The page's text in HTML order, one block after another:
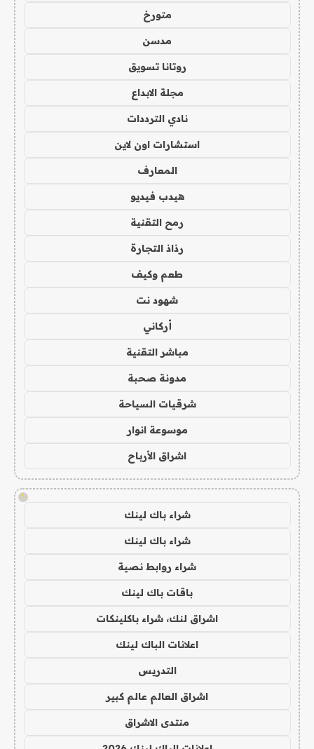
متورخ
مدسن
روتانا تسويق
مجلة الابداع
نادي الترددات
استشارات اون لاين
المعارف
هيدب فيديو
رمح التقنية
رذاذ التجارة
طعم وكيف
شهود نت
أركاني
مباشر التقنية
مدونة صحبة
شرقيات السياحة
موسوعة انوار
اشراق الأرباح
!
شراء باك لينك
شراء باك لينك
شراء روابط نصية
باقات باك لينك
اشراق لنك، شراء باكلينكات
اعلانات الباك لينك
التدريس
اشراق العالم عالم كبير
منتدى الاشراق